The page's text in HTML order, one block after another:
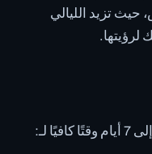
تزيد الليالي
لرؤيتها.